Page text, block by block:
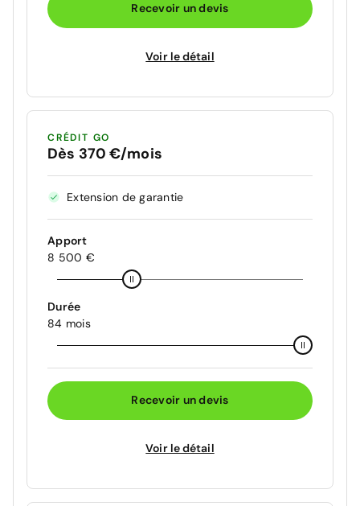
Recevoir un devis
Voir le détail
CRÉDIT GO
Dès 370 €/mois
Extension de garantie
Apport
8 500 €
Durée
84 mois
Recevoir un devis
Voir le détail